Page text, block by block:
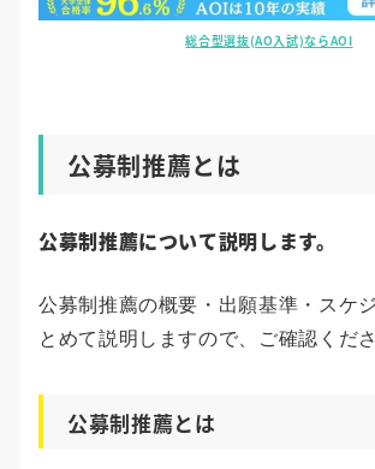
総合型選抜(AO入試)ならAOI
公募制推薦とは
公募制推薦について説明します。
公募制推薦の概要・出願基準・スケ
とめて説明しますので、ご確認くださ
公募制推薦とは